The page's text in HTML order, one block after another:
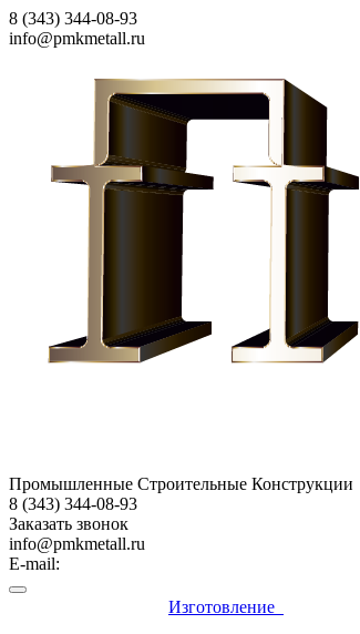
8 (343) 344-08-93
info@pmkmetall.ru
Промышленные Строительные Конструкции
8 (343) 344-08-93
Заказать звонок
info@pmkmetall.ru
E-mail:
Изготовление